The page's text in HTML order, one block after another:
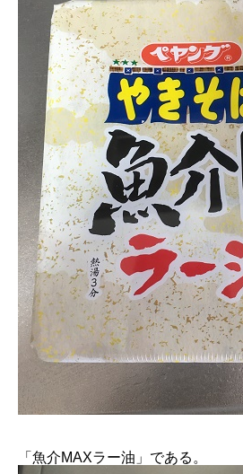
「魚介MAXラー油」である。